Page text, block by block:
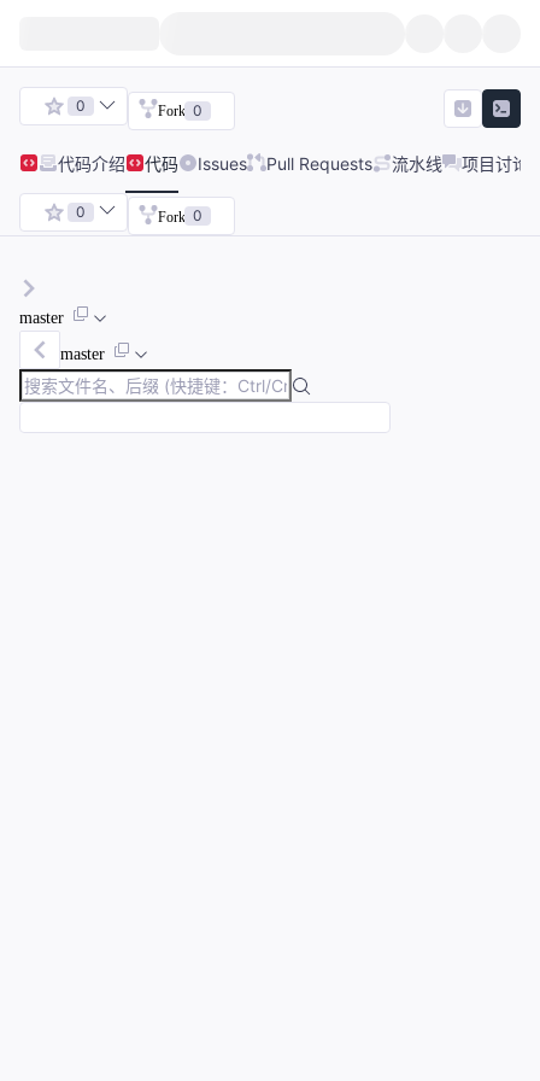
0 Fork 0
代码介绍 代码 Issues Pull Requests 流水线 项目讨论
0 Fork 0
master
master